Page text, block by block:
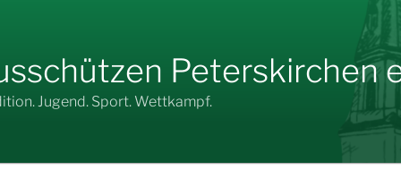
Peterskirchen
Jugend. Sport. Wettkampf.